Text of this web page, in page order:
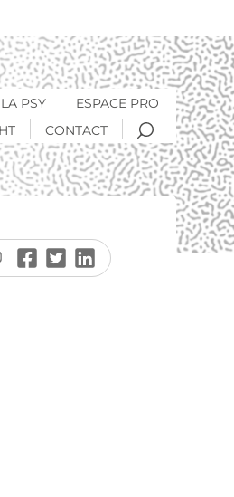
PSY
ESPACE PRO
CONTACT RECHERCHE
Partager
sur
Partager
sur
Partager
sur